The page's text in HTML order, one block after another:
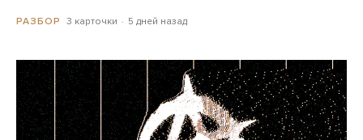
РАЗБОР 3 карточки 5 дней назад